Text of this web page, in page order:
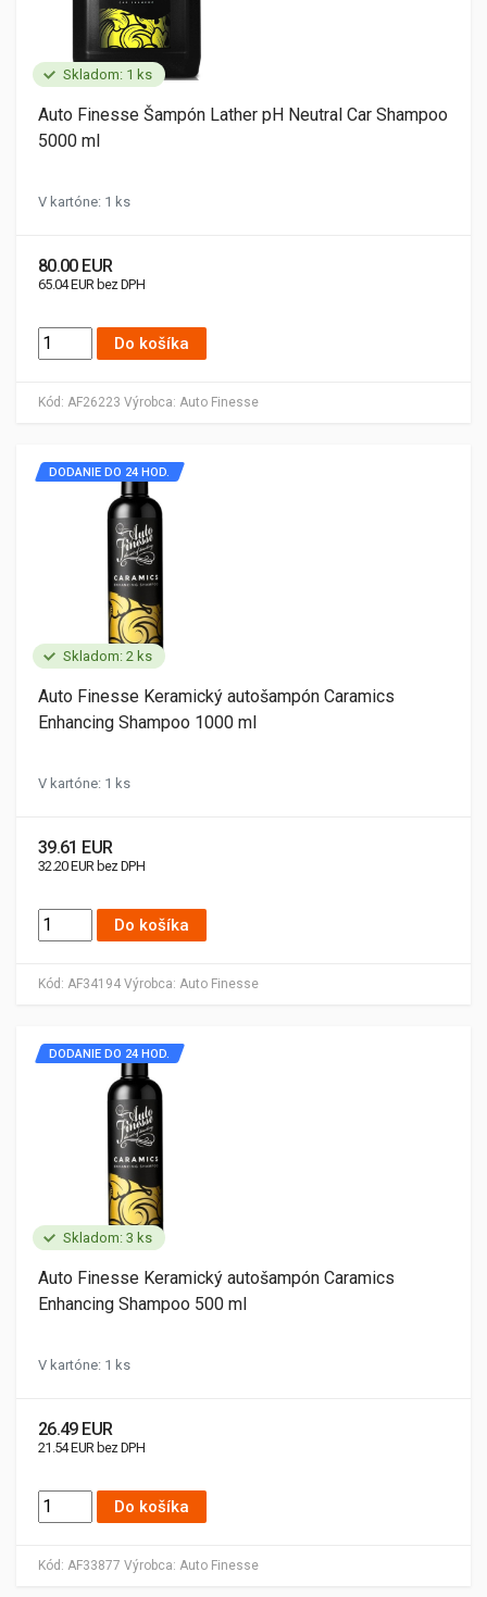
Skladom: 1 ks
Kód: AF26223 Výrobca: Auto Finesse
Auto Finesse Šampón Lather pH Neutral Car Shampoo
5000 ml
V kartóne: 1 ks
80.00 EUR
65.04 EUR bez DPH
Do košíka
Skladom: 2 ks
Kód: AF34194 Výrobca: Auto Finesse
DODANIE DO 24 HOD.
Auto Finesse Keramický autošampón Caramics
Enhancing Shampoo 1000 ml
V kartóne: 1 ks
39.61 EUR
32.20 EUR bez DPH
Do košíka
Skladom: 3 ks
Kód: AF33877 Výrobca: Auto Finesse
DODANIE DO 24 HOD.
Auto Finesse Keramický autošampón Caramics
Enhancing Shampoo 500 ml
V kartóne: 1 ks
26.49 EUR
21.54 EUR bez DPH
Do košíka